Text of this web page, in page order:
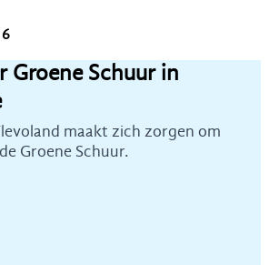
Groene Schuur in
maakt zich zorgen om
Groene Schuur.